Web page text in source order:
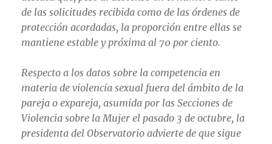
de las solicitudes recibida como de las órdenes de
protección acordadas, la proporción entre ellas se
mantiene estable y próxima al 70 por ciento.
Respecto a los datos sobre la competencia en
materia de violencia sexual fuera del ámbito de la
pareja o expareja, asumida por las Secciones de
Violencia sobre la Mujer el pasado 3 de octubre, la
presidenta del Observatorio advierte de que sigue